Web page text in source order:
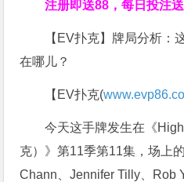
注册即送88，每日投注
【EV扑克】牌局分析：
在哪儿？
【EV扑克(
今天这手牌发生在《
克）》第11季第11集，场上
Chann、Jennifer Tilly、Rob